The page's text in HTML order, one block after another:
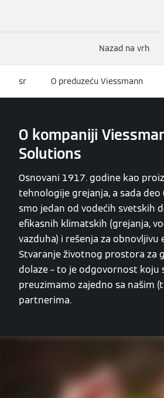
Nazad na vrh
sr O preduzeću Viessmann
O kompaniji
Solutions
Osnovani 1917. godine kao
tehnologije grejanja, a sada deo
smo jedan od vodećih svetskih
efikasnih klimatskih (grejanja,
vazduha) i rešenja za obnovljivu
Stvaranje životnog prostora za
dolaze – to je odgovornost koju
preuzimamo zajedno sa našim
partnerima.